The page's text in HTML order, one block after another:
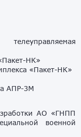
НК»
«Пакет-НК»
АПР-3М
АО «ГНПП
военной